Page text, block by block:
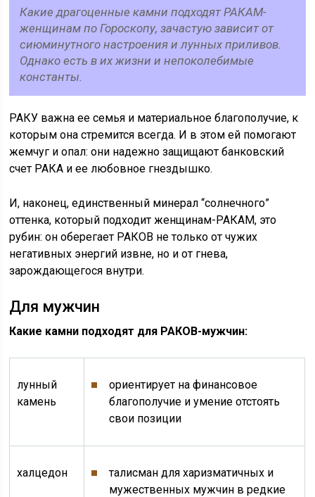
Какие драгоценные камни подходят РАКАМ-
женщинам по Гороскопу, зачастую зависит от
сиюминутного настроения и лунных приливов.
Однако есть в их жизни и непоколебимые
константы.
РАКУ важна ее семья и материальное благополучие, к
которым она стремится всегда. И в этом ей помогают
жемчуг и опал: они надежно защищают банковский
счет РАКА и ее любовное гнездышко.
И, наконец, единственный минерал “солнечного”
оттенка, который подходит женщинам-РАКАМ, это
рубин: он оберегает РАКОВ не только от чужих
негативных энергий извне, но и от гнева,
зарождающегося внутри.
Для мужчин
Какие камни подходят для РАКОВ-мужчин:
лунный
камень
ориентирует на финансовое
благополучие и умение отстоять
свои позиции
халцедон
талисман для харизматичных и
мужественных мужчин в редкие